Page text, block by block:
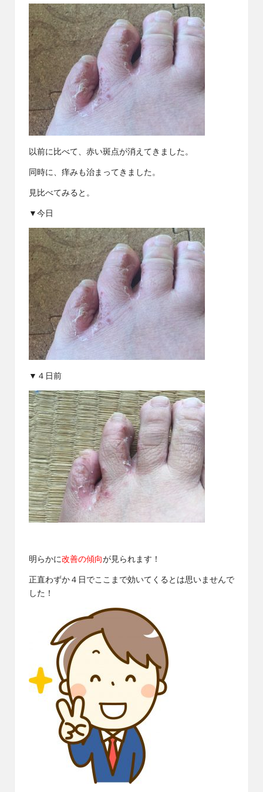
以前に比べて、赤い斑点が消えてきました。
同時に、痒みも治まってきました。
見比べてみると。
▼今日
▼４日前
明らかに改善の傾向 が見られます！
正直わずか４日でここまで効いてくるとは思いませんで
した！